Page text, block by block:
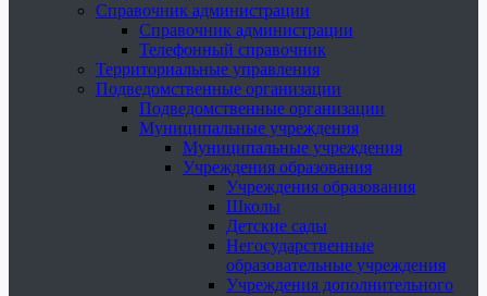
Справочник администрации
Справочник администрации
Телефонный справочник
Территориальные управления
Подведомственные организации
Подведомственные организации
Муниципальные учреждения
Муниципальные учреждения
Учреждения образования
Учреждения образования
Школы
Детские сады
Негосударственные
образовательные учреждения
Учреждения дополнительного